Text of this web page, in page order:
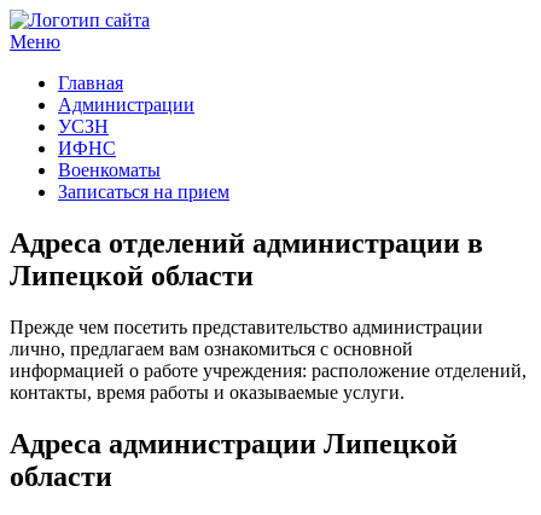
Меню
Главная
Администрации
УСЗН
ИФНС
Военкоматы
Записаться на прием
Адреса отделений администрации в
Липецкой области
Прежде чем посетить представительство администрации
лично, предлагаем вам ознакомиться с основной
информацией о работе учреждения: расположение отделений,
контакты, время работы и оказываемые услуги.
Адреса администрации Липецкой
области